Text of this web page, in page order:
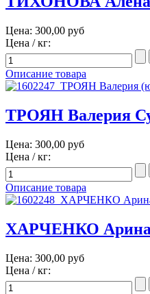
Цена: 300,00 руб
Цена / кг:
Описание товара
ТРОЯН Валерия
Цена: 300,00 руб
Цена / кг:
Описание товара
ХАРЧЕНКО Арина
Цена: 300,00 руб
Цена / кг: